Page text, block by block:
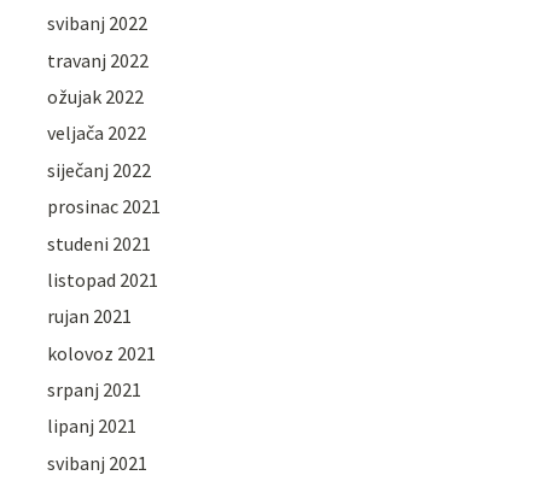
svibanj 2022
travanj 2022
ožujak 2022
veljača 2022
siječanj 2022
prosinac 2021
studeni 2021
listopad 2021
rujan 2021
kolovoz 2021
srpanj 2021
lipanj 2021
svibanj 2021